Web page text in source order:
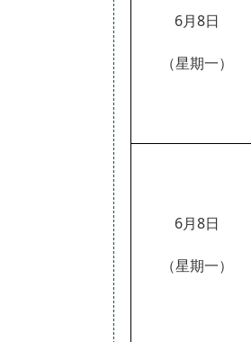
6月8日
（星期一）
6月8日
（星期一）